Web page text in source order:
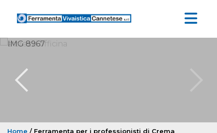
Home / Ferramenta per i professionisti di Crema